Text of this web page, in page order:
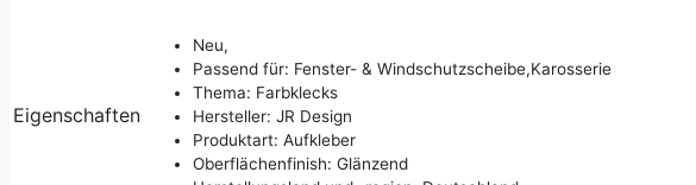
Eigenschaften
Neu,
Passend für: Fenster- & Windschutzscheibe,Karosserie
Thema: Farbklecks
Hersteller: JR Design
Produktart: Aufkleber
Oberflächenfinish: Glänzend